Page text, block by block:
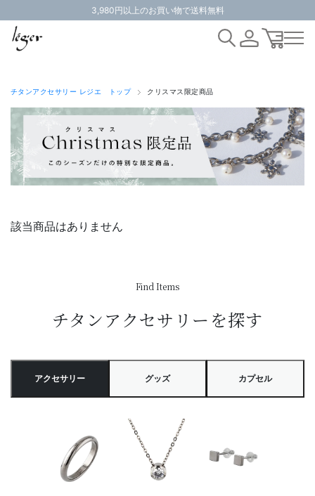
3,980円以上のお買い物で送料無料
チタンアクセサリー レジエ トップ クリスマス限定商品
該当商品はありません
Find Items
チタンアクセサリーを探す
アクセサリー グッズ カプセル